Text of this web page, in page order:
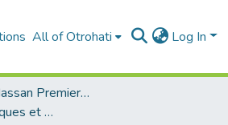
All of Otrohati Log In
Université Hassan Premier- Settat
Sciences et Techniques et Sciences Médicales